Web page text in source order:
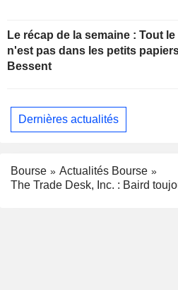
Le récap de la semaine : Tout
n'est pas dans les petits
Bessent
Dernières actualités
Bourse
Actualités Bourse
The Trade Desk, Inc. : Baird